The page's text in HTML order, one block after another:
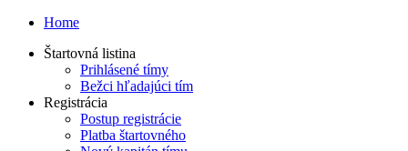
Home
Štartovná listina
Prihlásené tímy
Bežci hľadajúci tím
Registrácia
Postup registrácie
Platba štartovného